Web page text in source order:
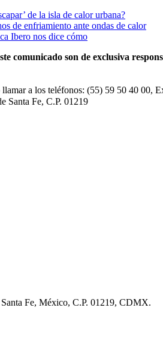
de la isla de calor urbana?
de enfriamiento ante ondas de calor
Ibero nos dice cómo
comunicado son de exclusiva
llamar a los teléfonos: (55) 59 50 40
Santa Fe, C.P. 01219
Fe, México, C.P. 01219, CDMX.